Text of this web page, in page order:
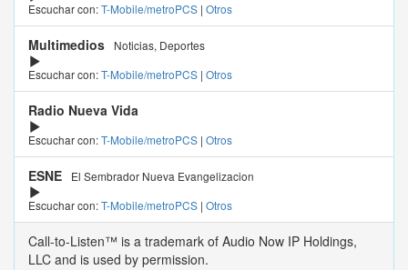
Escuchar con:T-Mobile/metroPCS | Otros
Multimedios
Noticias, Deportes
Escuchar con:T-Mobile/metroPCS | Otros
Radio Nueva Vida
Escuchar con:T-Mobile/metroPCS | Otros
ESNE
El Sembrador Nueva Evangelizacion
Escuchar con:T-Mobile/metroPCS | Otros
Call-to-Listen™ is a trademark of Audio Now IP Holdings,
LLC and is used by permission.